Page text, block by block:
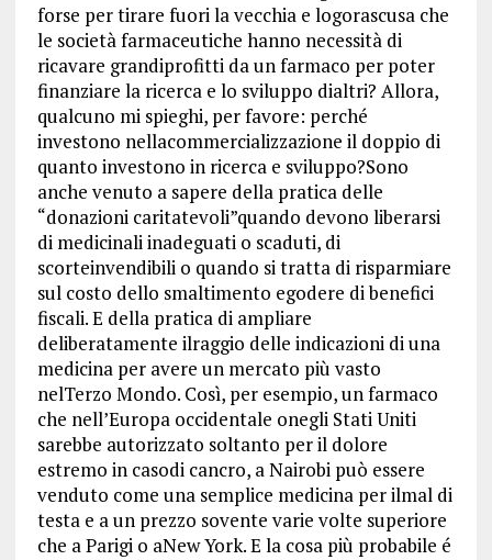
forse per tirare fuori la vecchia e logorascusa che
le società farmaceutiche hanno necessità di
ricavare grandiprofitti da un farmaco per poter
finanziare la ricerca e lo sviluppo dialtri? Allora,
qualcuno mi spieghi, per favore: perché
investono nellacommercializzazione il doppio di
quanto investono in ricerca e sviluppo?Sono
anche venuto a sapere della pratica delle
“donazioni caritatevoli”quando devono liberarsi
di medicinali inadeguati o scaduti, di
scorteinvendibili o quando si tratta di risparmiare
sul costo dello smaltimento egodere di benefici
fiscali. E della pratica di ampliare
deliberatamente ilraggio delle indicazioni di una
medicina per avere un mercato più vasto
nelTerzo Mondo. Così, per esempio, un farmaco
che nell’Europa occidentale onegli Stati Uniti
sarebbe autorizzato soltanto per il dolore
estremo in casodi cancro, a Nairobi può essere
venduto come una semplice medicina per ilmal di
testa e a un prezzo sovente varie volte superiore
che a Parigi o aNew York. E la cosa più probabile é